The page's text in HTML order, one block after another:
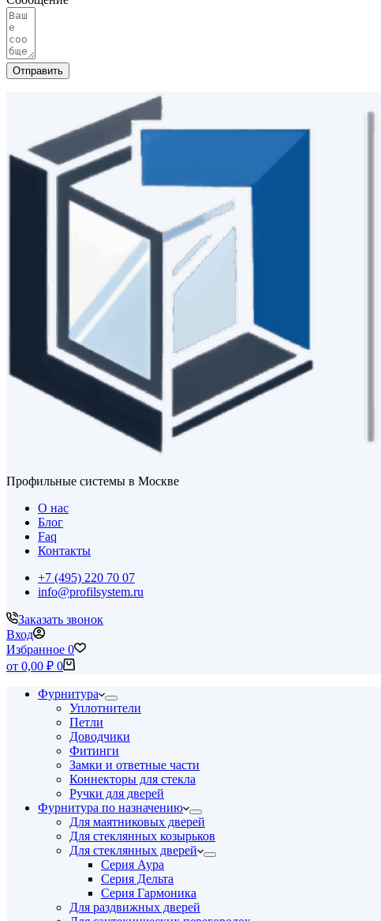
Отправить
Профильные системы в Москве
О нас
Блог
Faq
Контакты
+7 (495) 220 70 07
info@profilsystem.ru
Заказать звонок
Вход
Избранное 0
Корзина
от 0,00 ₽ 0
Фурнитура
Уплотнители
Петли
Доводчики
Фитинги
Замки и ответные части
Коннекторы для стекла
Ручки для дверей
Фурнитура по назначению
Для маятниковых дверей
Для стеклянных козырьков
Для стеклянных дверей
Серия Аура
Серия Дельта
Серия Гармоника
Для раздвижных дверей